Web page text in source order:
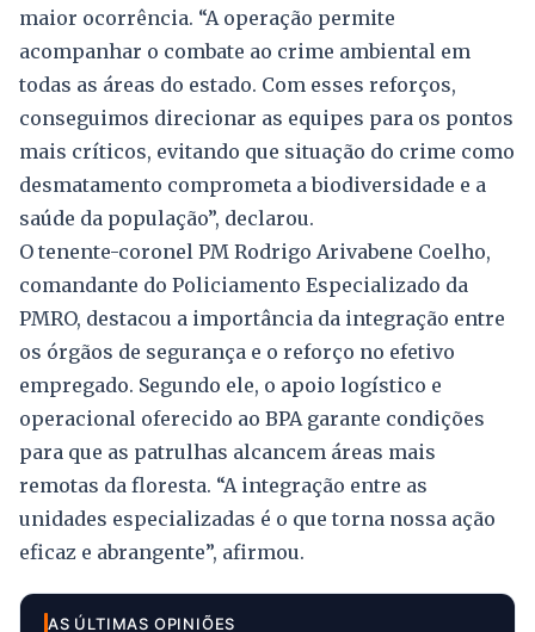
maior ocorrência. “A operação permite
acompanhar o combate ao crime ambiental em
todas as áreas do estado. Com esses reforços,
conseguimos direcionar as equipes para os pontos
mais críticos, evitando que situação do crime como
desmatamento comprometa a biodiversidade e a
saúde da população”, declarou.
O tenente-coronel PM Rodrigo Arivabene Coelho,
comandante do Policiamento Especializado da
PMRO, destacou a importância da integração entre
os órgãos de segurança e o reforço no efetivo
empregado. Segundo ele, o apoio logístico e
operacional oferecido ao BPA garante condições
para que as patrulhas alcancem áreas mais
remotas da floresta. “A integração entre as
unidades especializadas é o que torna nossa ação
eficaz e abrangente”, afirmou.
AS ÚLTIMAS OPINIÕES